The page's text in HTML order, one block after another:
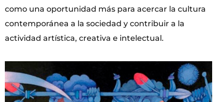
como una oportunidad más para acercar la cultura
contemporánea a la sociedad y contribuir a la
actividad artística, creativa e intelectual.